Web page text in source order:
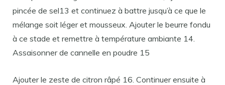
pincée de sel13 et continuez à battre jusqu’à ce que le
mélange soit léger et mousseux. Ajouter le beurre fondu
à ce stade et remettre à température ambiante 14.
Assaisonner de cannelle en poudre 15
Ajouter le zeste de citron râpé 16. Continuer ensuite à